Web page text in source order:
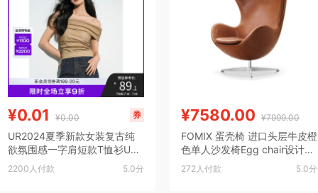
¥0.01 ¥0.00 券
UR2024夏季新款女装复古纯
欲氛围感一字肩短款T恤衫UW
G440060
2200人付款 5.0分
¥7580.00 ¥7999.00
FOMIX 蛋壳椅 进口头层牛皮橙
色单人沙发椅Egg chair设计师
蛋椅 Egg chair/意大利头层牛
皮/单椅
272人付款 5.0分